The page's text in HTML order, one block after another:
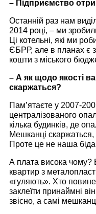
– Підприємство
Останній раз нам
2014 році, – ми
Ці котельні, які ми
ЄБРР, але в планах є
кошти з міського
– А як щодо якості
скаржаться?
Пам’ятаєте у 2007-
централізованого
кілька будинків, де
Мешканці
Проте це не наша
А плата висока чому?
квартир з
«гуляють». Хто
заклеїти принаймні
звісно, а самі